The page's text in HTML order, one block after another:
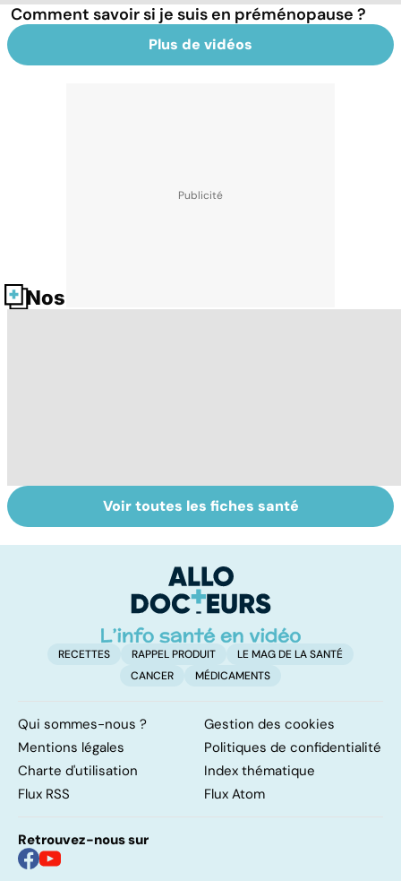
Comment savoir si je suis en préménopause ?
Plus de vidéos
Nos fiches santé
Tout savoir sur
les infections
Covid-19 : tout
savoir sur la
Voir toutes les fiches santé
RECETTES RAPPEL PRODUIT
LE MAG DE LA SANTÉ
CANCER
MÉDICAMENTS
Qui sommes-nous ?
Gestion des cookies
Mentions légales
Politiques de confidentialité
Charte d'utilisation
Index thématique
Flux RSS
Flux Atom
Retrouvez-nous sur